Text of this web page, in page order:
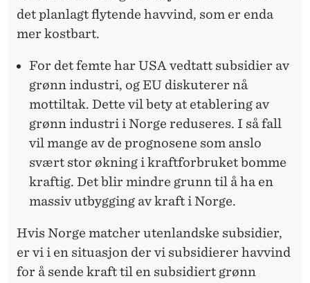
det planlagt flytende havvind, som er enda
mer kostbart.
For det femte har USA vedtatt subsidier av
grønn industri, og EU diskuterer nå
mottiltak. Dette vil bety at etablering av
grønn industri i Norge reduseres. I så fall
vil mange av de prognosene som anslo
svært stor økning i kraftforbruket bomme
kraftig. Det blir mindre grunn til å ha en
massiv utbygging av kraft i Norge.
Hvis Norge matcher utenlandske subsidier,
er vi i en situasjon der vi subsidierer havvind
for å sende kraft til en subsidiert grønn